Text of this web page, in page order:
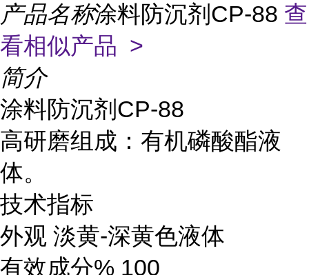
产品名称涂料防沉剂CP-88 查
看相似产品 >
简介
涂料防沉剂CP-88
高研磨组成：有机磷酸酯液
体。
技术指标
外观 淡黄-深黄色液体
有效成分% 100